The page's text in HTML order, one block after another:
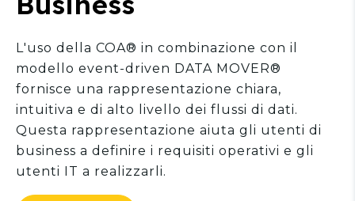
L'uso della COA® in combinazione con il
modello event-driven DATA MOVER®
fornisce una rappresentazione chiara,
intuitiva e di alto livello dei flussi di dati.
Questa rappresentazione aiuta gli utenti di
business a definire i requisiti operativi e gli
utenti IT a realizzarli.